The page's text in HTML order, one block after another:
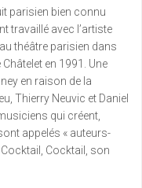
parisien bien connu
travaillé avec l’artiste
théâtre parisien dans
en 1991. Une
en raison de la
Thierry Neuvic et Daniel
qui créent,
appelés « auteurs-
Cocktail, son